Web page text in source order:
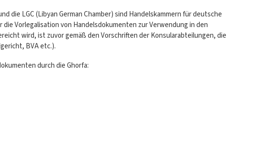
die LGC (Libyan German Chamber) sind Handelskammern für deutsche
Vorlegalisation von Handelsdokumenten zur Verwendung in den
wird, ist zuvor gemäß den Vorschriften der Konsularabteilungen, die
BVA etc.).
durch die Ghorfa: